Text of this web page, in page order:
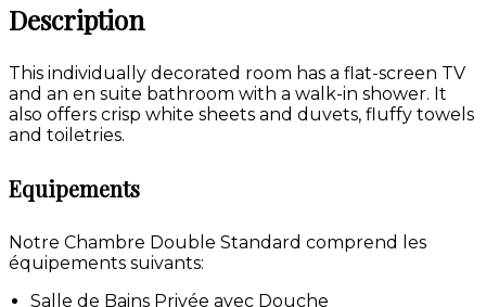
Description
This individually decorated room has a flat-screen TV
and an en suite bathroom with a walk-in shower. It
also offers crisp white sheets and duvets, fluffy towels
and toiletries.
Equipements
Notre Chambre Double Standard comprend les
équipements suivants:
Salle de Bains Privée avec Douche